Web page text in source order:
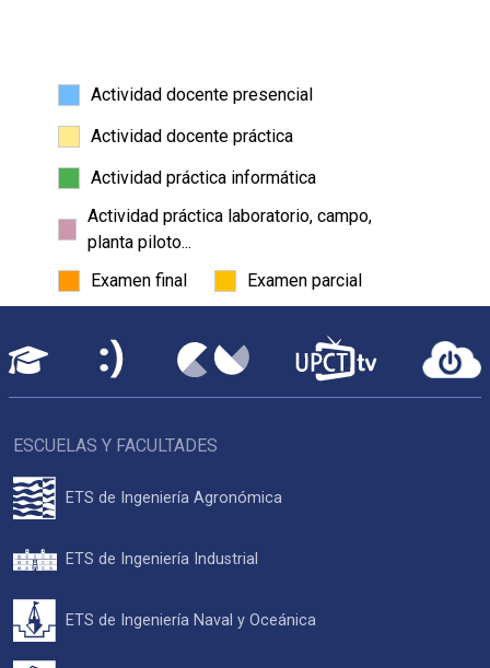
Actividad docente presencial
Actividad docente práctica
Actividad práctica informática
Actividad práctica laboratorio, campo,
planta piloto...
Examen final
Examen parcial
ESCUELAS Y FACULTADES
ETS de Ingeniería Agronómica
ETS de Ingeniería Industrial
ETS de Ingeniería Naval y Oceánica